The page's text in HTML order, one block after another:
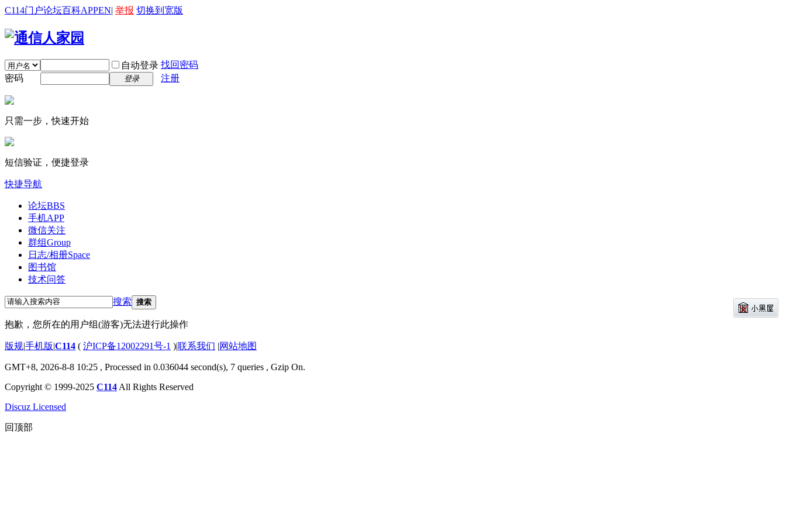
C114门户论坛百科APPEN| 举报 切换到宽版
自动登录 找回密码
密码
登录 注册
只需一步，快速开始
短信验证，便捷登录
快捷导航
论坛BBS
手机APP
微信关注
群组Group
日志/相册Space
图书馆
技术问答
搜索 搜索
抱歉，您所在的用户组(游客)无法进行此操作
版规|手机版|C114 ( 沪ICP备12002291号-1 )|联系我们 |网站地图
GMT+8, 2026-8-8 10:25 , Processed in 0.036044 second(s), 7 queries , Gzip On.
Copyright © 1999-2025 C114 All Rights Reserved
Discuz Licensed
回顶部